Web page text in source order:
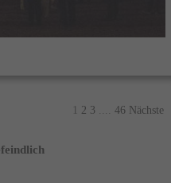
1 2 3 46 Nächste